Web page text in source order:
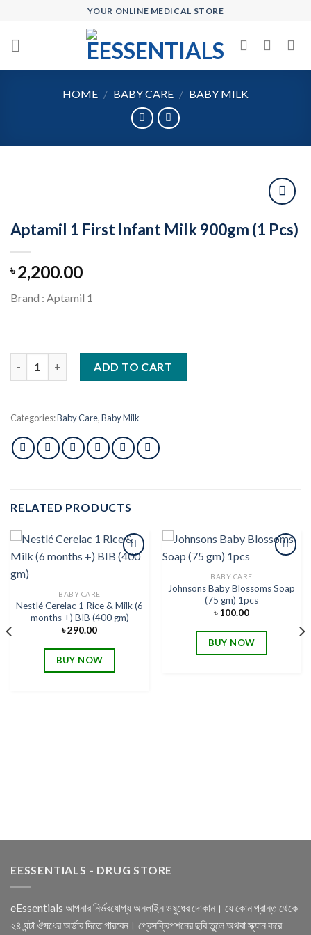
content
YOUR ONLINE MEDICAL STORE
HOME / BABY CARE / BABY MILK
Aptamil 1 First Infant Milk 900gm (1 Pcs)
৳2,200.00
Brand : Aptamil 1
ADD TO CART
Categories:Baby Care,Baby Milk
RELATED PRODUCTS
BABY CARE
Nestlé Cerelac 1 Rice & Milk (6
months +) BIB (400 gm)
৳290.00
BUY NOW
Add to
BABY CARE
Johnsons Baby Blossoms Soap
(75 gm) 1pcs
৳100.00
BUY NOW
EESSENTIALS - DRUG STORE
eEssentials আপনার নির্ভরযোগ্য অনলাইন ওষুধের দোকান। যে কোন প্রান্ত থেকে
২৪ ঘন্টা ঔষধের অর্ডার দিতে পারবেন। প্রেসক্রিপশনের ছবি তুলে অথবা স্ক্যান করে